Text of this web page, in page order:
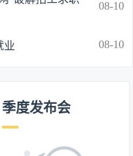
08-10
业 08-10
季度发布会